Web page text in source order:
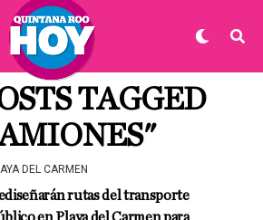
TAGGED
DEL CARMEN
rutas del transporte